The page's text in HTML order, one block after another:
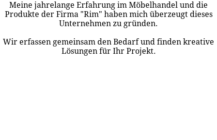
Meine jahrelange Erfahrung im Möbelhandel und die
Produkte der Firma "Rim" haben mich überzeugt dieses
Unternehmen zu gründen.
Wir erfassen gemeinsam den Bedarf und finden kreative
Lösungen für Ihr Projekt.